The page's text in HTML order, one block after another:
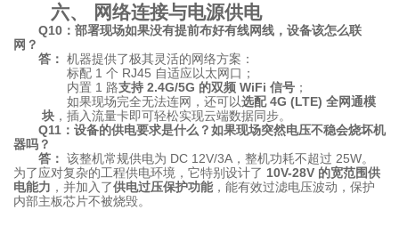
六、 网络连接与电源供电
Q10：部署现场如果没有提前布好有线网线，设备该怎么联
网？
答： 机器提供了极其灵活的网络方案：
标配 1 个 RJ45 自适应以太网口；
内置 1 路支持 2.4G/5G 的双频 WiFi 信号 ；
如果现场完全无法连网，还可以选配 4G (LTE) 全网通模
块 ，插入流量卡即可轻松实现云端数据同步。
Q11：设备的供电要求是什么？如果现场突然电压不稳会烧坏机
器吗？
答： 该整机常规供电为 DC 12V/3A，整机功耗不超过 25W。
为了应对复杂的工程供电环境，它特别设计了 10V-28V 的宽范围供
电能力 ，并加入了供电过压保护功能，能有效过滤电压波动，保护
内部主板芯片不被烧毁。